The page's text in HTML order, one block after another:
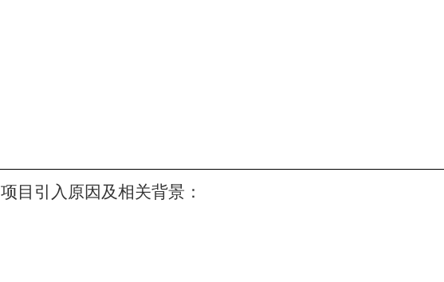
项目引入原因及相关背景：